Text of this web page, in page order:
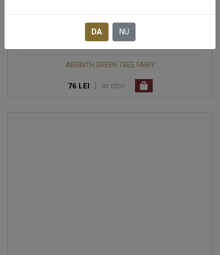
ABSINTH GREEN TREE FAIRY
76 LEI | In stoc
DA NU